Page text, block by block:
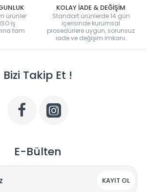
ürünler
iş
tam
KOLAY İADE & DEĞİŞİM
Standart ürünlerde 14 gün
içerisinde kurumsal
prosedürlere uygun, sorunsuz
iade ve değişim imkanı.
Bizi Takip Et !
E-Bülten
KAYIT OL